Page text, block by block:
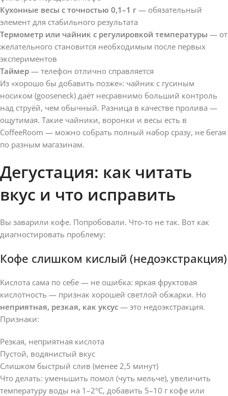
Кухонные весы с точностью 0,1–1 г — обязательный
элемент для стабильного результата
Термометр или чайник с регулировкой температуры — от
желательного становится необходимым после первых
экспериментов
Таймер — телефон отлично справляется
Из «хорошо бы добавить позже»: чайник с гусиным
носиком (gooseneck) даёт несравнимо больший контроль
над струёй, чем обычный. Разница в качестве пролива —
ощутимая. Такие чайники, воронки и весы есть в
CoffeeRoom — можно собрать полный набор сразу, не бегая
по разным магазинам.
Дегустация: как читать
вкус и что исправить
Вы заварили кофе. Попробовали. Что-то не так. Вот как
диагностировать проблему:
Кофе слишком кислый (недоэкстракция)
Кислота сама по себе — не ошибка: яркая фруктовая
кислотность — признак хорошей светлой обжарки. Но
неприятная, резкая, как уксус — это недоэкстракция.
Признаки:
Резкая, неприятная кислота
Пустой, водянистый вкус
Слишком быстрый слив (менее 2,5 минут)
Что делать: уменьшить помол (чуть мельче), увеличить
температуру воды на 1–2°C, добавить 5–10 г кофе или